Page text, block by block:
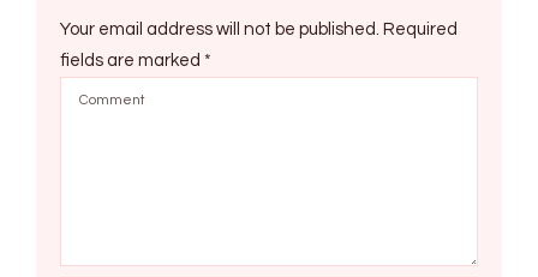
Your email address will not be published.
Required
fields are marked *